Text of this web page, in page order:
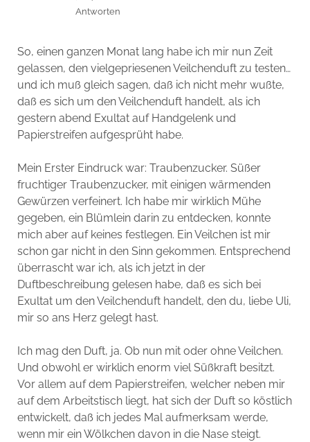
Antworten
So, einen ganzen Monat lang habe ich mir nun Zeit
gelassen, den vielgepriesenen Veilchenduft zu testen…
und ich muß gleich sagen, daß ich nicht mehr wußte,
daß es sich um den Veilchenduft handelt, als ich
gestern abend Exultat auf Handgelenk und
Papierstreifen aufgesprüht habe.
Mein Erster Eindruck war: Traubenzucker. Süßer
fruchtiger Traubenzucker, mit einigen wärmenden
Gewürzen verfeinert. Ich habe mir wirklich Mühe
gegeben, ein Blümlein darin zu entdecken, konnte
mich aber auf keines festlegen. Ein Veilchen ist mir
schon gar nicht in den Sinn gekommen. Entsprechend
überrascht war ich, als ich jetzt in der
Duftbeschreibung gelesen habe, daß es sich bei
Exultat um den Veilchenduft handelt, den du, liebe Uli,
mir so ans Herz gelegt hast.
Ich mag den Duft, ja. Ob nun mit oder ohne Veilchen.
Und obwohl er wirklich enorm viel Süßkraft besitzt.
Vor allem auf dem Papierstreifen, welcher neben mir
auf dem Arbeitstisch liegt, hat sich der Duft so köstlich
entwickelt, daß ich jedes Mal aufmerksam werde,
wenn mir ein Wölkchen davon in die Nase steigt.